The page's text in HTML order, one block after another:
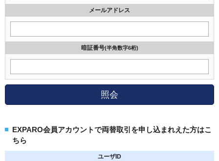
メールアドレス
暗証番号(半角数字6桁)
照会
EXPARO会員アカウントで両替取引を申し込まれえた方はこ
ちら
ユーザID